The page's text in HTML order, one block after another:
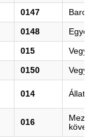
0147
0148
015
0150
014
016